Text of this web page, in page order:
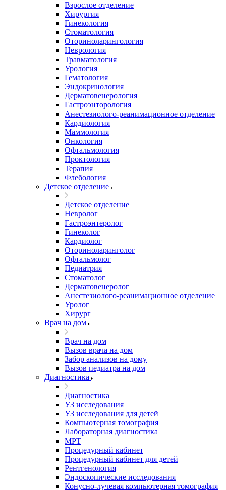
Взрослое отделение
Хирургия
Гинекология
Стоматология
Оториноларингология
Неврология
Травматология
Урология
Гематология
Эндокринология
Дерматовенерология
Гастроэнторология
Анестезиолого-реанимационное отделение
Кардиология
Маммология
Онкология
Офтальмология
Проктология
Терапия
Флебология
Детское отделение
Детское отделение
Невролог
Гастроэнтеролог
Гинеколог
Кардиолог
Оториноларинголог
Офтальмолог
Педиатрия
Стоматолог
Дерматовенеролог
Анестезиолого-реанимационное отделение
Уролог
Хирург
Врач на дом
Врач на дом
Вызов врача на дом
Забор анализов на дому
Вызов педиатра на дом
Диагностика
Диагностика
УЗ исследования
УЗ исследования для детей
Компьютерная томография
Лабораторная диагностика
МРТ
Процедурный кабинет
Процедурный кабинет для детей
Рентгенология
Эндоскопические исследования
Конусно-лучевая компьютерная томография